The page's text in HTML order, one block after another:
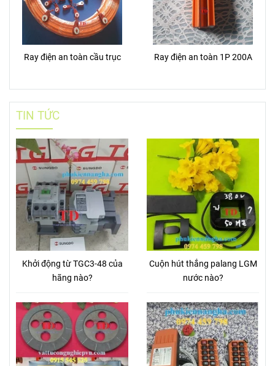
Ray điện an toàn cầu trục Ray điện an toàn 1P 200A
TIN TỨC
Khởi động từ TGC3-48 của
hãng nào?
Cuộn hút thắng palang LGM
nước nào?